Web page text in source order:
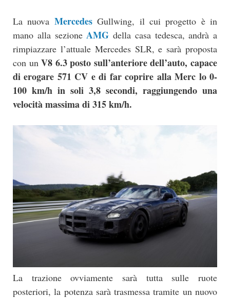
La nuova MercedesGullwing, il cui progetto è in
mano alla sezione AMG della casa tedesca, andrà a
rimpiazzare l’attuale Mercedes SLR, e sarà proposta
con unV8 6.3 posto sull’anteriore dell’auto, capace
di erogare 571 CV e di far coprire alla Merc lo 0-
100 km/h in soli 3,8 secondi, raggiungendo una
velocità massima di 315 km/h.
La trazione ovviamente sarà tutta sulle ruote
posteriori, la potenza sarà trasmessa tramite un nuovo